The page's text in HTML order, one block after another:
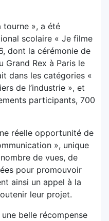
tourne », a été
scolaire « Je filme
dont la cérémonie de
Grand Rex à Paris le
dans les catégories «
de l’industrie », et
participants, 700
réelle opportunité de
», unique
de vues, de
pour promouvoir
ainsi un appel à la
leur projet.
belle récompense